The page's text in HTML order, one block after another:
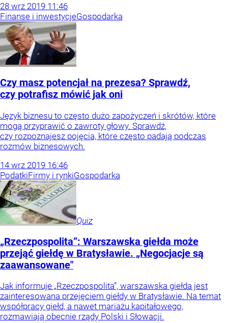
28 wrz 2019 11:46
Finanse i inwestycjeGospodarka
Czy masz potencjał na prezesa? Sprawdź,
czy potrafisz mówić jak oni
Język biznesu to często dużo zapożyczeń i skrótów, które
mogą przyprawić o zawroty głowy. Sprawdź,
czy rozpoznajesz pojęcia, które często padają podczas
rozmów biznesowych.
14 wrz 2019 16:46
PodatkiFirmy i rynkiGospodarka
Quiz
„Rzeczpospolita”: Warszawska giełda może
przejąć giełdę w Bratysławie. „Negocjacje są
zaawansowane"
Jak informuje „Rzeczpospolita”, warszawska giełda jest
zainteresowana przejęciem giełdy w Bratysławie. Na temat
współpracy giełd, a nawet mariażu kapitałowego,
rozmawiają obecnie rządy Polski i Słowacji.